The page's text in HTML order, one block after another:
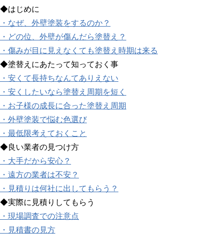
◆はじめに
・なぜ、外壁塗装をするのか？
・どの位、外壁が傷んだら塗替え？
・傷みが目に見えなくても塗替え時期は来る
◆塗替えにあたって知っておく事
・安くて長持ちなんてありえない
・安くしたいなら塗替え周期を短く
・お子様の成長に合った塗替え周期
・外壁塗装で悩む色選び
・最低限考えておくこと
◆良い業者の見つけ方
・大手だから安心？
・遠方の業者は不安？
・見積りは何社に出してもらう？
◆実際に見積りしてもらう
・現場調査での注意点
・見積書の見方